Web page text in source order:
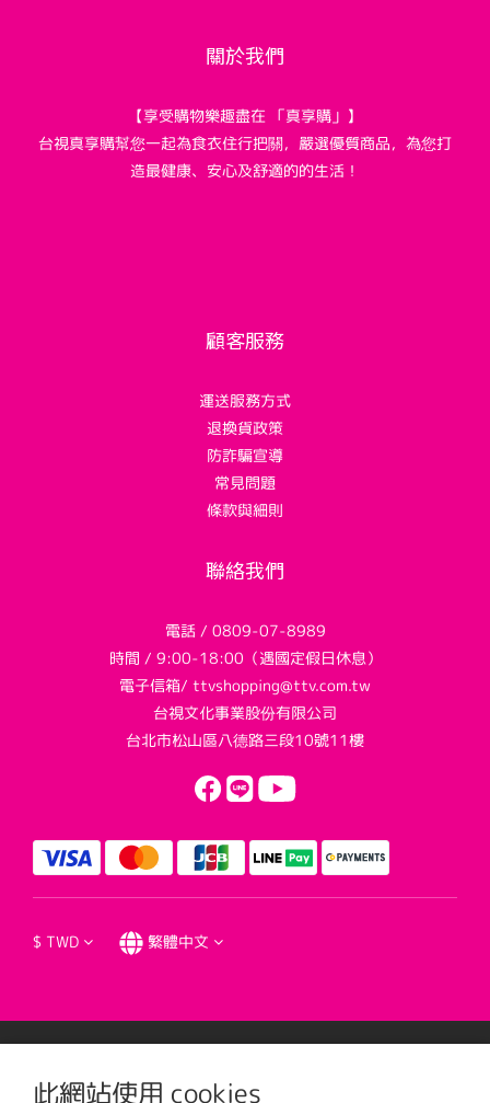
此網站使用 cookies
關於我們
【享受購物樂趣盡在 「真享購」】
台視真享購幫您一起為食衣住行把關，嚴選優質商品，為您打
造最健康、安心及舒適的的生活！
顧客服務
運送服務方式
退換貨政策
防詐騙宣導
常見問題
條款與細則
聯絡我們
電話 / 0809-07-8989
時間 / 9:00-18:00（遇國定假日休息）
電子信箱/ ttvshopping@ttv.com.tw
台視文化事業股份有限公司
台北市松山區八德路三段10號11樓
$ TWD 繁體中文